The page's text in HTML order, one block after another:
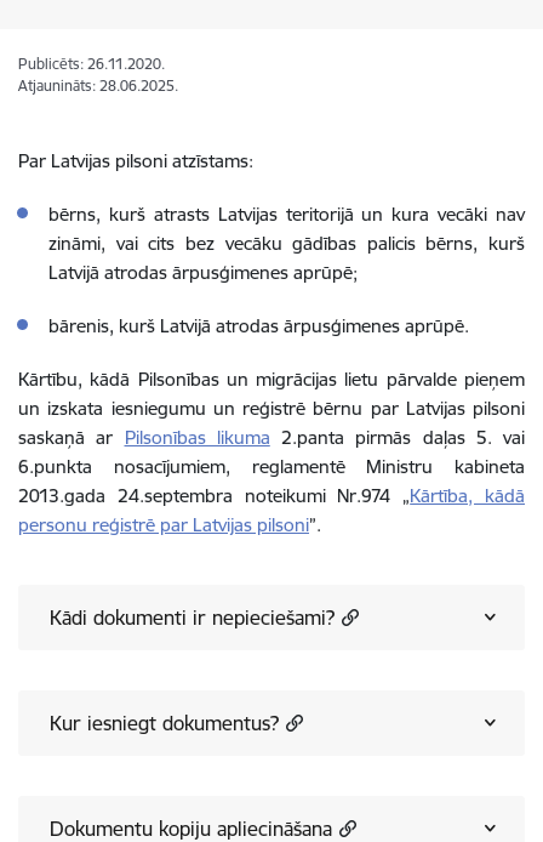
Publicēts: 26.11.2020.
Atjaunināts: 28.06.2025.
Par Latvijas pilsoni atzīstams:
bērns, kurš atrasts Latvijas teritorijā un kura vecāki nav
zināmi, vai cits bez vecāku gādības palicis bērns, kurš
Latvijā atrodas ārpusģimenes aprūpē;
bārenis, kurš Latvijā atrodas ārpusģimenes aprūpē.
Kārtību, kādā Pilsonības un migrācijas lietu pārvalde pieņem
un izskata iesniegumu un reģistrē bērnu par Latvijas pilsoni
saskaņā ar Pilsonības likuma 2.panta pirmās daļas 5. vai
6.punkta nosacījumiem, reglamentē Ministru kabineta
2013.gada 24.septembra noteikumi Nr.974 „Kārtība, kādā
personu reģistrē par Latvijas pilsoni”.
Kādi dokumenti ir nepieciešami?
Kur iesniegt dokumentus?
Dokumentu kopiju apliecināšana